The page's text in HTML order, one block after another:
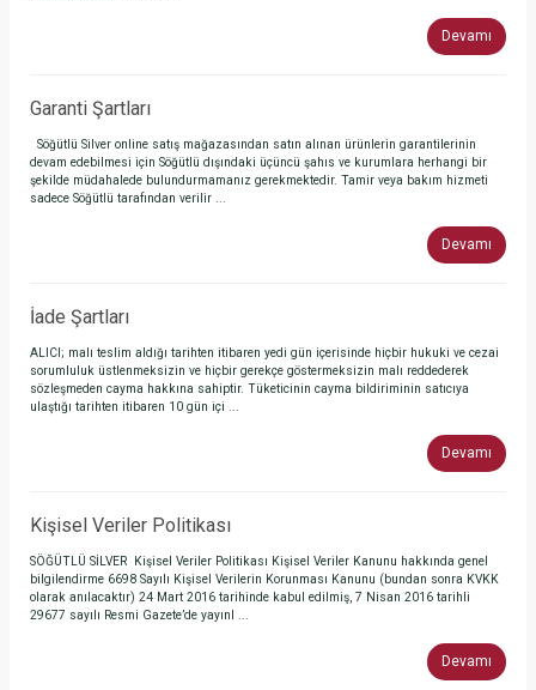
Devamı
Garanti Şartları
Söğütlü Silver online satış mağazasından satın alınan ürünlerin garantilerinin
devam edebilmesi için Söğütlü dışındaki üçüncü şahıs ve kurumlara herhangi bir
şekilde müdahalede bulundurmamanız gerekmektedir. Tamir veya bakım hizmeti
sadece Söğütlü tarafından verilir ...
Devamı
İade Şartları
ALICI; malı teslim aldığı tarihten itibaren yedi gün içerisinde hiçbir hukuki ve cezai
sorumluluk üstlenmeksizin ve hiçbir gerekçe göstermeksizin malı reddederek
sözleşmeden cayma hakkına sahiptir. Tüketicinin cayma bildiriminin satıcıya
ulaştığı tarihten itibaren 10 gün içi ...
Devamı
Kişisel Veriler Politikası
SÖĞÜTLÜ SİLVER Kişisel Veriler Politikası Kişisel Veriler Kanunu hakkında genel
bilgilendirme 6698 Sayılı Kişisel Verilerin Korunması Kanunu (bundan sonra KVKK
olarak anılacaktır) 24 Mart 2016 tarihinde kabul edilmiş, 7 Nisan 2016 tarihli
29677 sayılı Resmi Gazete’de yayınl ...
Devamı